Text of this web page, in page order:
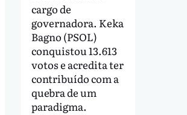
cargo de
governadora. Keka
Bagno (PSOL)
conquistou 13.613
votos e acredita ter
contribuído com a
quebra de um
paradigma.